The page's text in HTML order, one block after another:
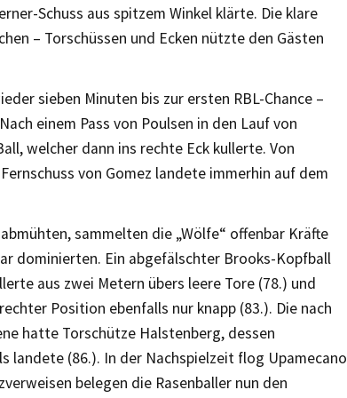
Schuss aus spitzem Winkel klärte. Die klare
– Torschüssen und Ecken nützte den Gästen
sieben Minuten bis zur ersten RBL-Chance –
einem Pass von Poulsen in den Lauf von
welcher dann ins rechte Eck kullerte. Von
von Gomez landete immerhin auf dem
sammelten die „Wölfe“ offenbar Kräfte
dominierten. Ein abgefälschter Brooks-Kopfball
aus zwei Metern übers leere Tore (78.) und
Position ebenfalls nur knapp (83.). Die nach
hatte Torschütze Halstenberg, dessen
landete (86.). In der Nachspielzeit flog Upamecano
belegen die Rasenballer nun den